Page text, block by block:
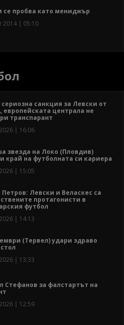
се пробва като мениджър
2014 | 05:10
сериозна санкция за Левски от
европейската централа не
транспарант
| 16:06
звезда на Локо (Пловдив)
край на футболната си кариера
| 15:05
Петров: Левски и Веласкес са
протагонисти в
футбол
| 14:13
(Тервел) удари здраво
| 13:33
Стефанов за фалстартът на
| 12:59